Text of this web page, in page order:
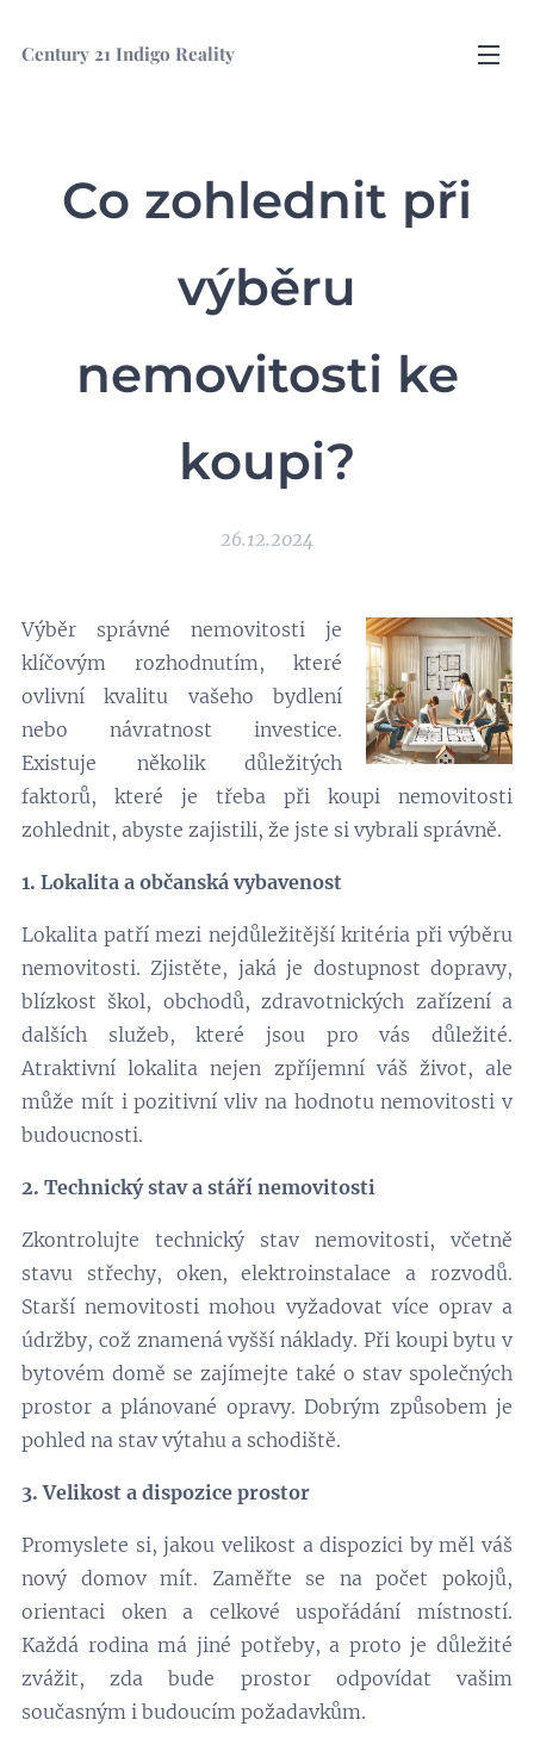
Century 21 Indigo Reality
Co zohlednit při
výběru
nemovitosti ke
koupi?
26.12.2024
Výběr správné nemovitosti je
klíčovým rozhodnutím, které
ovlivní kvalitu vašeho bydlení
nebo návratnost investice.
Existuje několik důležitých
faktorů, které je třeba při koupi nemovitosti
zohlednit, abyste zajistili, že jste si vybrali správně.
1. Lokalita a občanská vybavenost
Lokalita patří mezi nejdůležitější kritéria při výběru
nemovitosti. Zjistěte, jaká je dostupnost dopravy,
blízkost škol, obchodů, zdravotnických zařízení a
dalších služeb, které jsou pro vás důležité.
Atraktivní lokalita nejen zpříjemní váš život, ale
může mít i pozitivní vliv na hodnotu nemovitosti v
budoucnosti.
2. Technický stav a stáří nemovitosti
Zkontrolujte technický stav nemovitosti, včetně
stavu střechy, oken, elektroinstalace a rozvodů.
Starší nemovitosti mohou vyžadovat více oprav a
údržby, což znamená vyšší náklady. Při koupi bytu v
bytovém domě se zajímejte také o stav společných
prostor a plánované opravy. Dobrým způsobem je
pohled na stav výtahu a schodiště.
3. Velikost a dispozice prostor
Promyslete si, jakou velikost a dispozici by měl váš
nový domov mít. Zaměřte se na počet pokojů,
orientaci oken a celkové uspořádání místností.
Každá rodina má jiné potřeby, a proto je důležité
zvážit, zda bude prostor odpovídat vašim
současným i budoucím požadavkům.